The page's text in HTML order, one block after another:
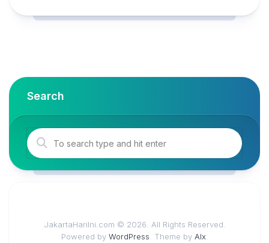
Search
JakartaHariIni.com © 2026. All Rights Reserved.
Powered by WordPress . Theme by Alx